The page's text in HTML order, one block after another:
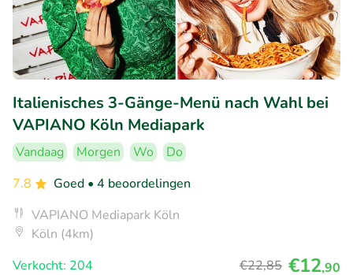
Italienisches 3-Gänge-Menü nach Wahl bei
VAPIANO Köln Mediapark
Vandaag Morgen Wo
Do
7.8
Goed • 4 beoordelingen
VAPIANO Mediapark Köln
Köln (4km)
Verkocht: 204
€22,85 €12,90